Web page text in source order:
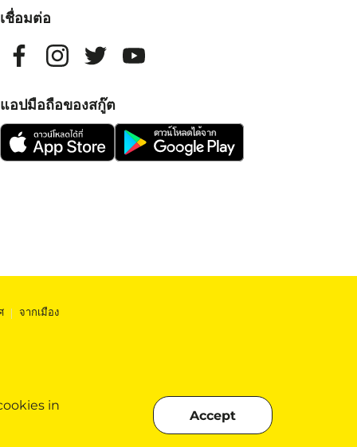
in
Accept
เชื่อมต่อ
แอปมือถือของสกู๊ต
| จากเมือง